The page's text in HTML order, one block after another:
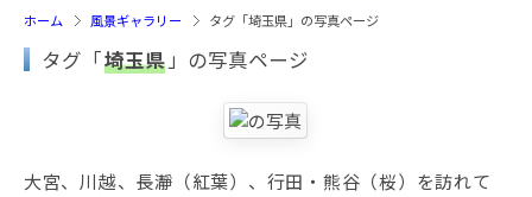
ホーム 風景ギャラリー タグ「埼玉県」の写真ページ
タグ「埼玉県」の写真ページ
大宮、川越、長瀞（紅葉）、行田・熊谷（桜）を訪れて